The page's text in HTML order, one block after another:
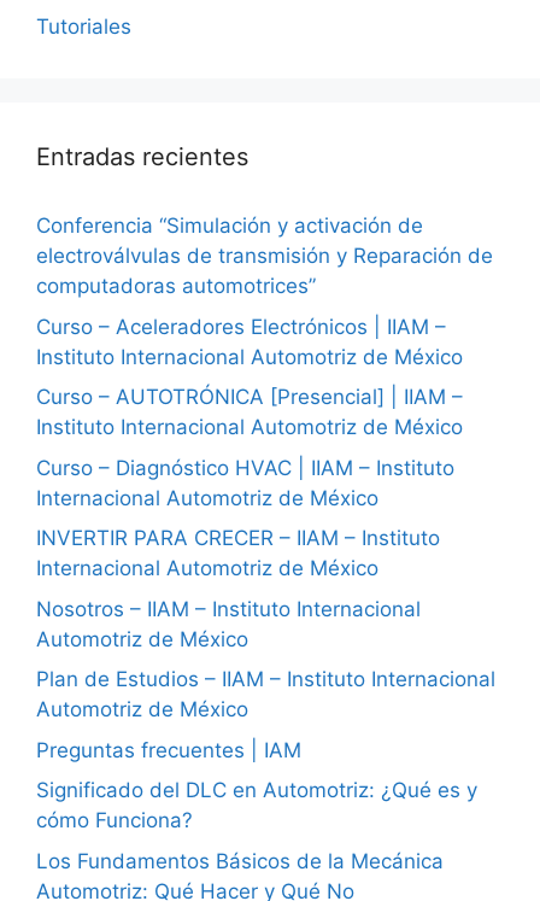
Tutoriales
Entradas recientes
Conferencia “Simulación y activación de
electroválvulas de transmisión y Reparación de
computadoras automotrices”
Curso – Aceleradores Electrónicos | IIAM –
Instituto Internacional Automotriz de México
Curso – AUTOTRÓNICA [Presencial] | IIAM –
Instituto Internacional Automotriz de México
Curso – Diagnóstico HVAC | IIAM – Instituto
Internacional Automotriz de México
INVERTIR PARA CRECER – IIAM – Instituto
Internacional Automotriz de México
Nosotros – IIAM – Instituto Internacional
Automotriz de México
Plan de Estudios – IIAM – Instituto Internacional
Automotriz de México
Preguntas frecuentes | IAM
Significado del DLC en Automotriz: ¿Qué es y
cómo Funciona?
Los Fundamentos Básicos de la Mecánica
Automotriz: Qué Hacer y Qué No